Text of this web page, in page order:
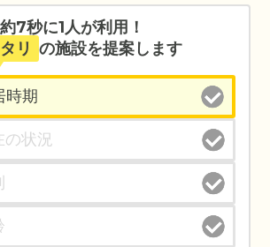
約7秒に1人が利用！
リ の施設を提案します